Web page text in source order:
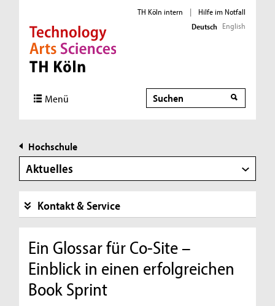
Direkt zur Hauptnavigation
Direkt zur Subnavigation
Direkt zum Inhalt
Direkt zum Fußbereich
TH Köln intern |
Hilfe im Notfall
Deutsch English
Menü Suche
Hochschule
Aktuelles
Kontakt & Service
Ein Glossar für Co-Site –
Einblick in einen erfolgreichen
Book Sprint